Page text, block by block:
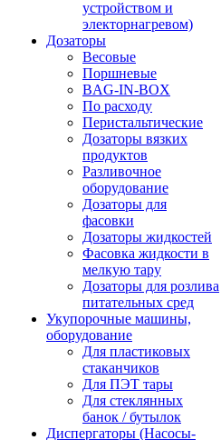
устройством и
электорнагревом)
Дозаторы
Весовые
Поршневые
BAG-IN-BOX
По расходу
Перистальтические
Дозаторы вязких
продуктов
Разливочное
оборудование
Дозаторы для
фасовки
Дозаторы жидкостей
Фасовка жидкости в
мелкую тару
Дозаторы для розлива
питательных сред
Укупорочные машины,
оборудование
Для пластиковых
стаканчиков
Для ПЭТ тары
Для стеклянных
банок / бутылок
Диспергаторы (Насосы-